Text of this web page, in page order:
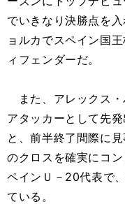
でいきなり決勝点を
ョルカでスペイン国
ィフェンダーだ。
また、アレックス・
アタッカーとして先
と、前半終了間際に
のクロスを確実にコ
ペインＵ－20代表で
ている。